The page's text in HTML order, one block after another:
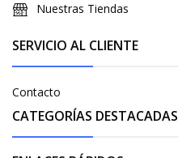
Nuestras Tiendas
SERVICIO AL CLIENTE
Contacto
CATEGORÍAS DESTACADAS